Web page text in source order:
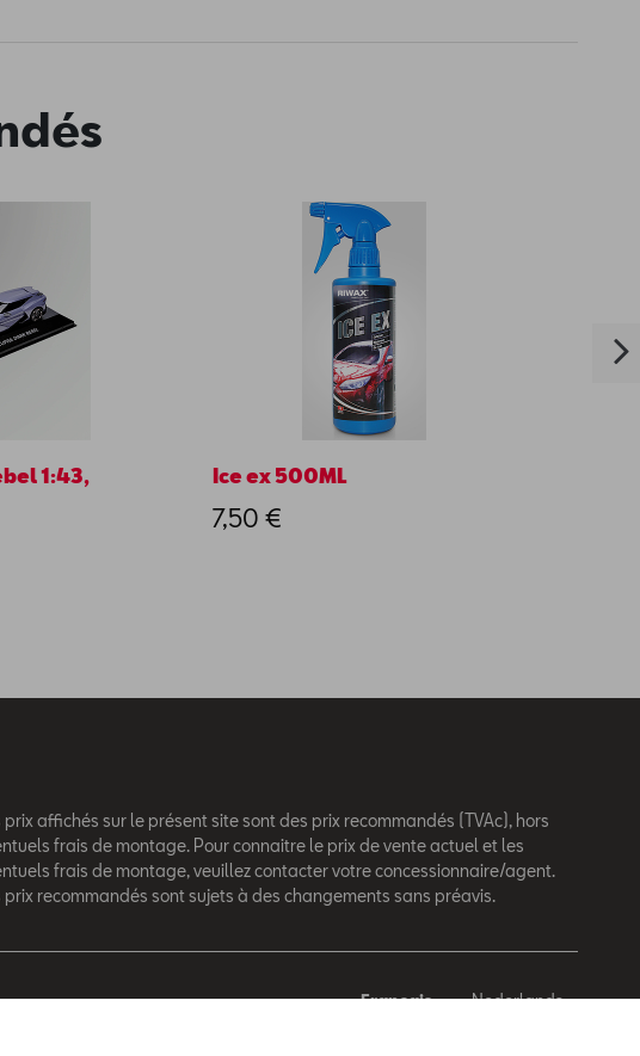
1:43,
Ice ex 500ML
7,50 €
prix affichés sur le présent site sont des prix recommandés (TVAc), hors
frais de montage. Pour connaitre le prix de vente actuel et les
frais de montage, veuillez contacter votre concessionnaire/agent.
prix recommandés sont sujets à des changements sans préavis.
Français
Nederlands